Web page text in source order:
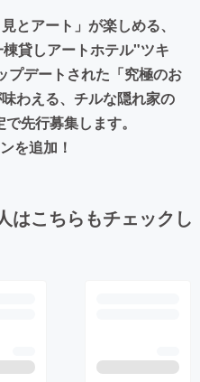
とアート」が楽しめる、
貸しアートホテル"ツキ
プデートされた「究極のお
わえる、チルな隠れ家の
先行募集します。
を追加！
はこちらもチェックし